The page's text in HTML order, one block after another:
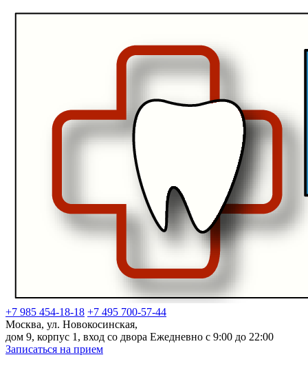
+7 985 454-18-18 +7 495 700-57-44
Москва, ул. Новокосинская,
дом 9, корпус 1, вход со двора Ежедневно с 9:00 до 22:00
Записаться на прием